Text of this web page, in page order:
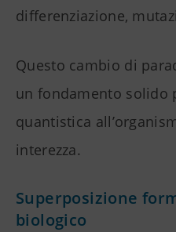
differenziazione,
Questo cambio di
un fondamento solido
quantistica
interezza.
Superposizione
biologico